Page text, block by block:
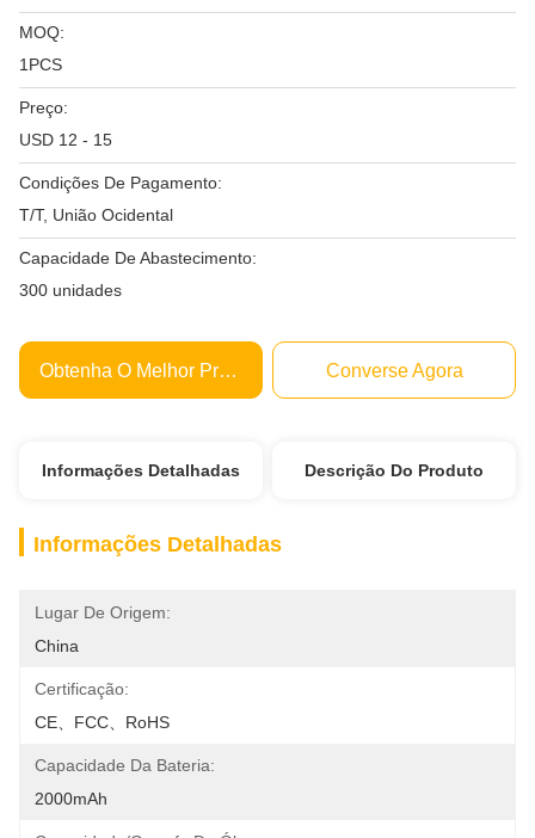
MOQ:
1PCS
Preço:
USD 12 - 15
Condições De Pagamento:
T/T, União Ocidental
Capacidade De Abastecimento:
300 unidades
Obtenha O Melhor Preço Converse Agora
Informações Detalhadas Descrição Do Produto
Informações Detalhadas
Lugar De Origem:
China
Certificação:
CE、FCC、RoHS
Capacidade Da Bateria:
2000mAh